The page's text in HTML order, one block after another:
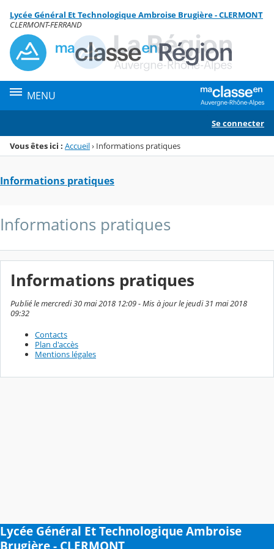
Menu de la rubrique
Contenu
Lycée Général Et Technologique Ambroise Brugière - CLERMONT
CLERMONT-FERRAND
MENU
Se connecter
Vous êtes ici : Accueil› Informations pratiques
Informations pratiques
Informations pratiques
Informations pratiques
Publié le mercredi 30 mai 2018 12:09 - Mis à jour le jeudi 31 mai 2018
09:32
Contacts
Plan d'accès
Mentions légales
Lycée Général Et Technologique Ambroise
Brugière - CLERMONT